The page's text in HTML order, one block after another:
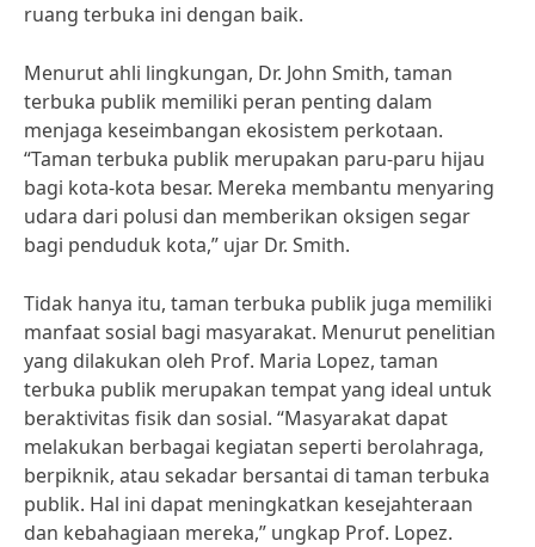
ruang terbuka ini dengan baik.
Menurut ahli lingkungan, Dr. John Smith, taman
terbuka publik memiliki peran penting dalam
menjaga keseimbangan ekosistem perkotaan.
“Taman terbuka publik merupakan paru-paru hijau
bagi kota-kota besar. Mereka membantu menyaring
udara dari polusi dan memberikan oksigen segar
bagi penduduk kota,” ujar Dr. Smith.
Tidak hanya itu, taman terbuka publik juga memiliki
manfaat sosial bagi masyarakat. Menurut penelitian
yang dilakukan oleh Prof. Maria Lopez, taman
terbuka publik merupakan tempat yang ideal untuk
beraktivitas fisik dan sosial. “Masyarakat dapat
melakukan berbagai kegiatan seperti berolahraga,
berpiknik, atau sekadar bersantai di taman terbuka
publik. Hal ini dapat meningkatkan kesejahteraan
dan kebahagiaan mereka,” ungkap Prof. Lopez.